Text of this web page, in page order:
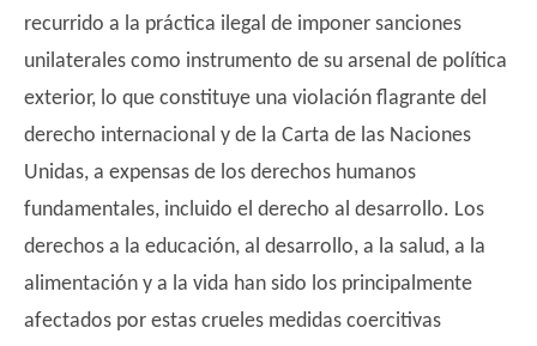
recurrido a la práctica ilegal de imponer sanciones
unilaterales como instrumento de su arsenal de política
exterior, lo que constituye una violación flagrante del
derecho internacional y de la Carta de las Naciones
Unidas, a expensas de los derechos humanos
fundamentales, incluido el derecho al desarrollo. Los
derechos a la educación, al desarrollo, a la salud, a la
alimentación y a la vida han sido los principalmente
afectados por estas crueles medidas coercitivas